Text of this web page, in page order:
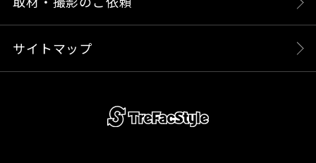
サイトマップ